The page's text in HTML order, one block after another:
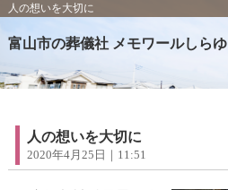
人の想いを大切に
富山市の葬儀社 メモワールしら
3
4
10
11 12
17
18 19 20
人の想いを大切に
2020年4月25日｜11:51